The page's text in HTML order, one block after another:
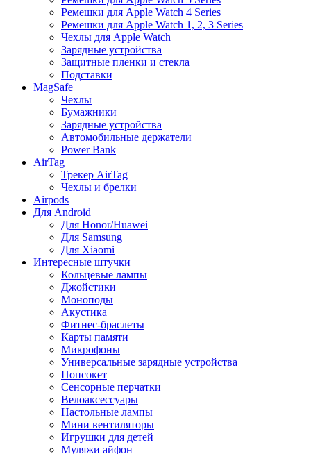
Ремешки для Apple Watch 4 Series
Ремешки для Apple Watch 1, 2, 3 Series
Чехлы для Apple Watch
Зарядные устройства
Защитные пленки и стекла
Подставки
MagSafe
Чехлы
Бумажники
Зарядные устройства
Автомобильные держатели
Power Bank
AirTag
Трекер AirTag
Чехлы и брелки
Airpods
Для Android
Для Honor/Huawei
Для Samsung
Для Xiaomi
Интересные штучки
Кольцевые лампы
Джойстики
Моноподы
Акустика
Фитнес-браслеты
Карты памяти
Микрофоны
Универсальные зарядные устройства
Попсокет
Сенсорные перчатки
Велоаксессуары
Настольные лампы
Мини вентиляторы
Игрушки для детей
Муляжи айфон